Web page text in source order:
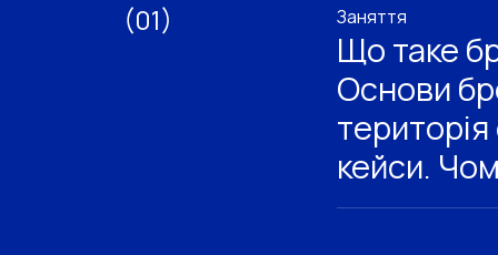
(01) Заняття
Що таке
Основи
кейси.